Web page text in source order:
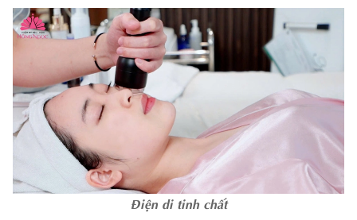
Điện di tinh chất